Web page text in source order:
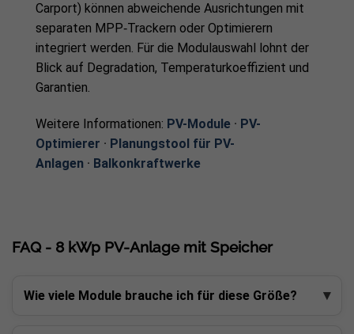
Carport) können abweichende Ausrichtungen mit
separaten MPP‑Trackern oder Optimierern
integriert werden. Für die Modulauswahl lohnt der
Blick auf Degradation, Temperaturkoeffizient und
Garantien.
Weitere Informationen: PV-Module · PV-
Optimierer · Planungstool für PV-
Anlagen · Balkonkraftwerke
FAQ - 8 kWp PV-Anlage mit Speicher
Wie viele Module brauche ich für diese Größe?